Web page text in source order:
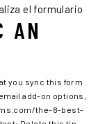
el formulario
AN
you sync this form
add-on options,
the-8-best-